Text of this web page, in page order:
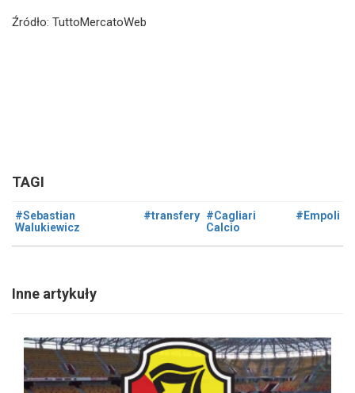
Źródło: TuttoMercatoWeb
TAGI
#Sebastian
Walukiewicz
#transfery #Cagliari
Calcio
#Empoli
Inne artykuły